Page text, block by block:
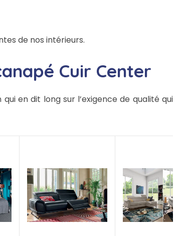
de nos intérieurs.
Cuir Center
en dit long sur l’exigence de qualité qui